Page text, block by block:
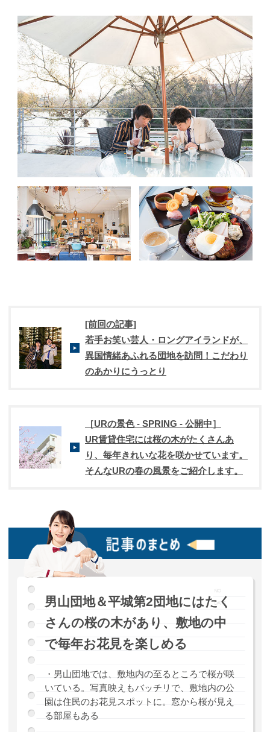
[前回の記事]
若手お笑い芸人・ロングアイランドが、
異国情緒あふれる団地を訪問！こだわり
のあかりにうっとり
［URの景色 - SPRING - 公開中］
UR賃貸住宅には桜の木がたくさんあ
り、毎年きれいな花を咲かせています。
そんなURの春の風景をご紹介します。
男山団地＆平城第2団地にはたく
さんの桜の木があり、敷地の中
で毎年お花見を楽しめる
・男山団地では、敷地内の至るところで桜が咲
いている。写真映えもバッチリで、敷地内の公
園は住民のお花見スポットに。窓から桜が見え
る部屋もある